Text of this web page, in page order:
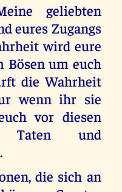
geliebten
eures Zugangs
wird eure
Bösen um euch
die Wahrheit
wenn ihr sie
vor diesen
Taten und
die sich an